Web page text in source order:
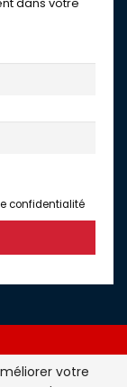
confidentialité
votre